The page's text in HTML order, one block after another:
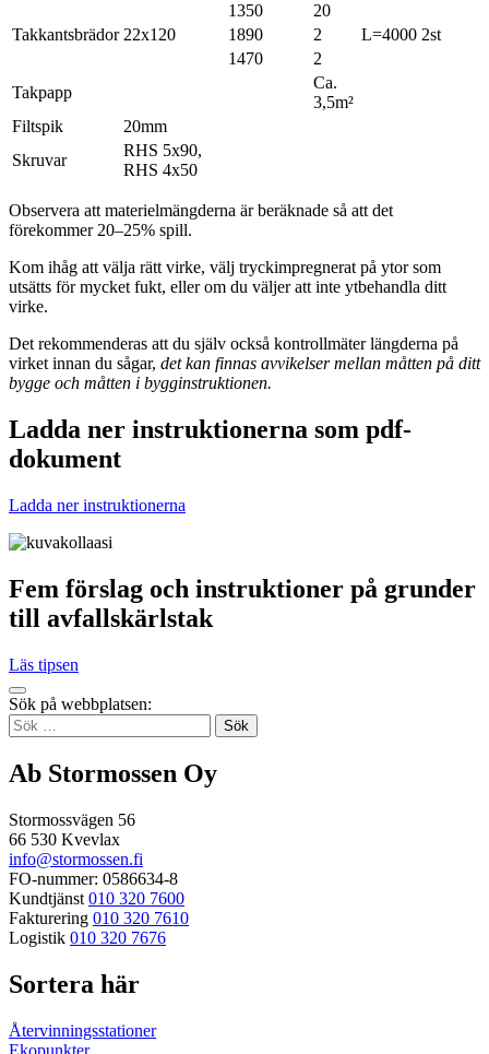
1350
20
Takkantsbrädor 22x120 1890 2
L=4000 2st
1470
2
Takpapp
Ca.
3,5m²
Filtspik
20mm
Skruvar
RHS 5x90,
RHS 4x50
Observera att materielmängderna är beräknade så att det
förekommer 20–25% spill.
Kom ihåg att välja rätt virke, välj tryckimpregnerat på ytor som
utsätts för mycket fukt, eller om du väljer att inte ytbehandla ditt
virke.
Det rekommenderas att du själv också kontrollmäter längderna på
virket innan du sågar, det kan finnas avvikelser mellan måtten på ditt
bygge och måtten i bygginstruktionen.
Ladda ner instruktionerna som pdf-
dokument
Ladda ner instruktionerna
Fem förslag och instruktioner på grunder
till avfallskärlstak
Läs tipsen
Tillbaka
up
Sök på webbplatsen:
Sök
efter:
Ab Stormossen Oy
Stormossvägen 56
66 530 Kvevlax
info@stormossen.fi
FO-nummer: 0586634-8
Kundtjänst 010 320 7600
Fakturering 010 320 7610
Logistik 010 320 7676
Sortera här
Återvinningsstationer
Ekopunkter